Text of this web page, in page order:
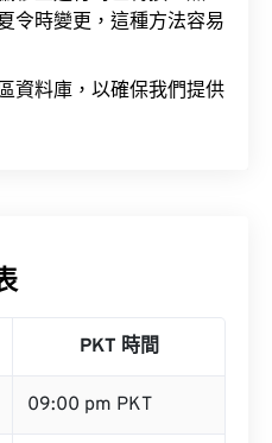
令時變更，這種方法容易
資料庫，以確保我們提供
PKT 時間
09:00 pm PKT